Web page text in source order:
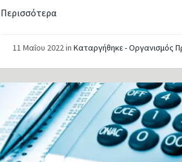
Περισσότερα
11 Μαΐου 2022inΚαταργήθηκε - Οργανισμός